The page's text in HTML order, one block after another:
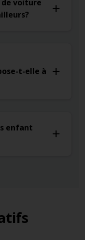
voiture
t-elle à
enfant